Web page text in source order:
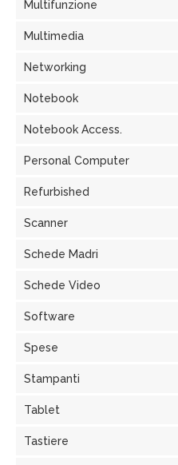
Multifunzione
Multimedia
Networking
Notebook
Notebook Access.
Personal Computer
Refurbished
Scanner
Schede Madri
Schede Video
Software
Spese
Stampanti
Tablet
Tastiere